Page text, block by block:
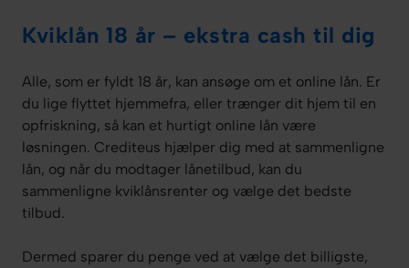
Kviklån 18 år – ekstra cash til dig
Alle, som er fyldt 18 år, kan ansøge om et online lån. Er
du lige flyttet hjemmefra, eller trænger dit hjem til en
opfriskning, så kan et hurtigt online lån være
løsningen. Crediteus hjælper dig med at sammenligne
lån, og når du modtager lånetilbud, kan du
sammenligne kviklånsrenter og vælge det bedste
tilbud.
Dermed sparer du penge ved at vælge det billigste,